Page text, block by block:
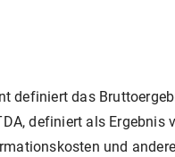
definiert das
definiert als
und